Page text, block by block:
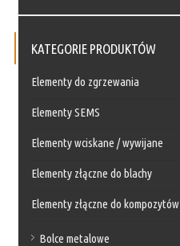
KATEGORIE PRODUKTÓW
Elementy do zgrzewania
Elementy SEMS
Elementy wciskane / wywijane
Elementy złączne do blachy
Elementy złączne do kompozytów
Bolce metalowe